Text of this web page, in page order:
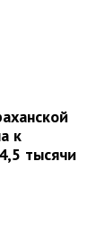
к
тысячи